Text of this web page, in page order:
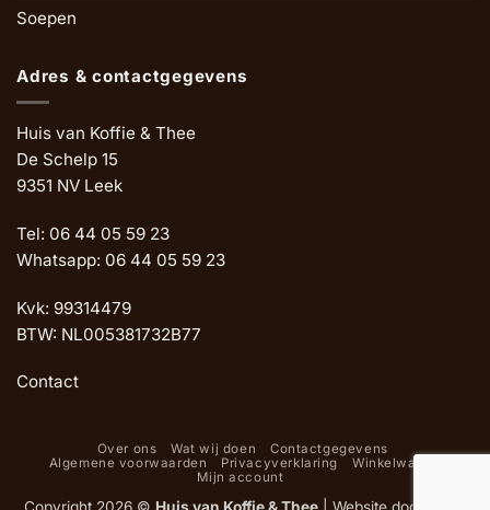
Soepen
Adres & contactgegevens
Huis van Koffie & Thee
De Schelp 15
9351 NV Leek
Tel: 06 44 05 59 23
Whatsapp: 06 44 05 59 23
Kvk: 99314479
BTW: NL005381732B77
Contact
Over ons Wat wij doen
Contactgegevens
Algemene voorwaarden
Privacyverklaring
Winkelwagen
Mijn account